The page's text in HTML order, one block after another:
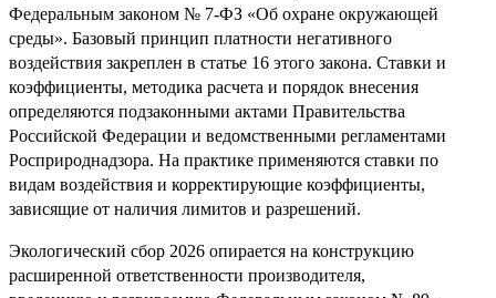
Федеральным законом № 7-ФЗ «Об охране окружающей
среды». Базовый принцип платности негативного
воздействия закреплен в статье 16 этого закона. Ставки и
коэффициенты, методика расчета и порядок внесения
определяются подзаконными актами Правительства
Российской Федерации и ведомственными регламентами
Росприроднадзора. На практике применяются ставки по
видам воздействия и корректирующие коэффициенты,
зависящие от наличия лимитов и разрешений.
Экологический сбор 2026 опирается на конструкцию
расширенной ответственности производителя,